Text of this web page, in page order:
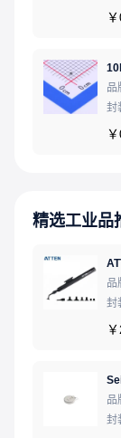
￥
品
封
￥
精选工业品
品
封
￥
品
封